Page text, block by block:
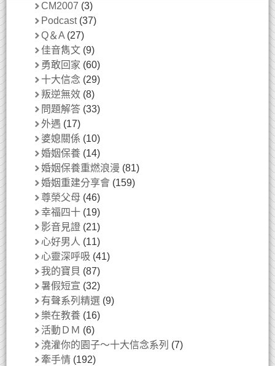
CM2007 (3)
Podcast(37)
Q＆A(27)
佳音雋文 (9)
勇敢回家 (60)
十大信念 (29)
叛逆無效 (8)
問題解答 (33)
外遇 (17)
婆媳關係 (10)
婚姻保養 (14)
婚姻保養重燃浪漫 (81)
婚姻重建分享會 (159)
尊榮父母 (46)
幸福四十 (19)
影音見證 (21)
心好男人 (11)
心靈深呼吸 (41)
我的寶貝 (87)
暑假短宣 (32)
有聲系列精選 (9)
樂在教養 (16)
活動ＤＭ (6)
澆灌你的園子～十大信念系列 (7)
牽手情 (192)